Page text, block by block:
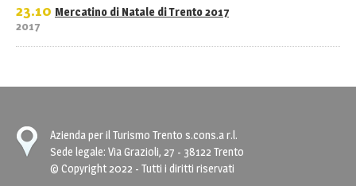
23.10
2017
Mercatino di Natale di Trento 2017
Azienda per il Turismo Trento s.cons.a r.l.
Sede legale: Via Grazioli, 27 - 38122 Trento
© Copyright 2022 - Tutti i diritti riservati